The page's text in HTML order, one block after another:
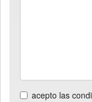
acepto las